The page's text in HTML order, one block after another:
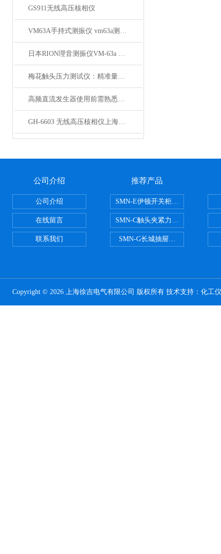
GS911无线高压核相仪
VM63A手持式测振仪 vm63a测振仪厂商批发
日本RION理音测振仪VM-63a vm63a测振仪技术参数
梅花触头压力测试仪：精准量化触头压力的核心工具
高频直流发生器使用前需熟悉设备操作
GH-6603 无线高压核相仪上海徐吉电气
公司介绍
公司介绍
在线留言
联系我们
推荐产品
SMN-E伊顿开关柜触头夹紧力检
SMN-C触头夹紧力检测仪
SMN-G长城抽屉开关柜触头夹紧
Copyright © 2026 上海徐吉电气有限公司 版权所有 技术支持： 化工